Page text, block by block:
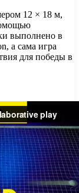
12 × 18 м,
выполнено в
а сама игра
для победы в